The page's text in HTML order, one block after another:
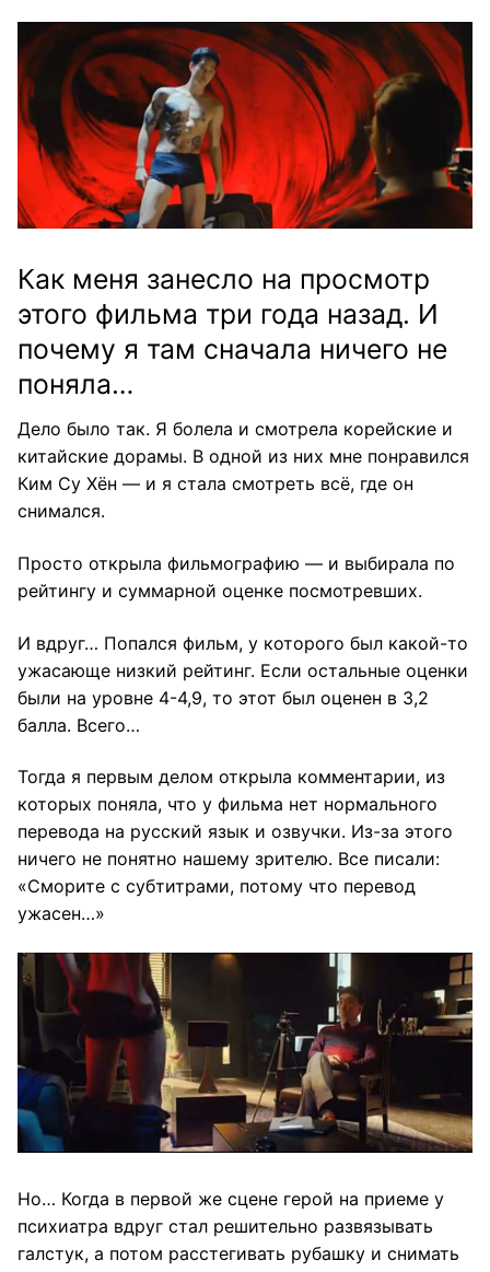
Как меня занесло на просмотр
этого фильма три года назад. И
почему я там сначала ничего не
поняла…
Дело было так. Я болела и смотрела корейские и
китайские дорамы. В одной из них мне понравился
Ким Су Хён — и я стала смотреть всё, где он
снимался.
Просто открыла фильмографию — и выбирала по
рейтингу и суммарной оценке посмотревших.
И вдруг… Попался фильм, у которого был какой-то
ужасающе низкий рейтинг. Если остальные оценки
были на уровне 4-4,9, то этот был оценен в 3,2
балла. Всего…
Тогда я первым делом открыла комментарии, из
которых поняла, что у фильма нет нормального
перевода на русский язык и озвучки. Из-за этого
ничего не понятно нашему зрителю. Все писали:
«Сморите с субтитрами, потому что перевод
ужасен…»
Но… Когда в первой же сцене герой на приеме у
психиатра вдруг стал решительно развязывать
галстук, а потом расстегивать рубашку и снимать